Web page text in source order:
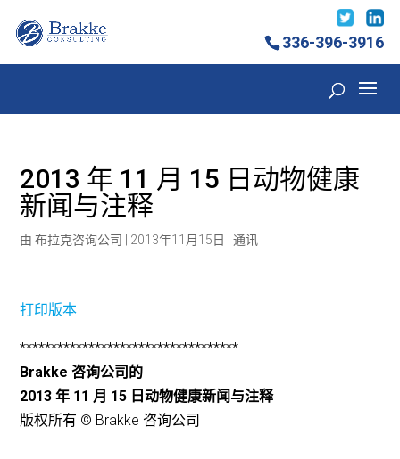
336-396-3916
2013 年 11 月 15 日动物健康
新闻与注释
由布拉克咨询公司 2013年11月15日 |通讯
打印版本
***********************************
Brakke 咨询公司的
2013 年 11 月 15 日动物健康新闻与注释
版权所有 © Brakke 咨询公司